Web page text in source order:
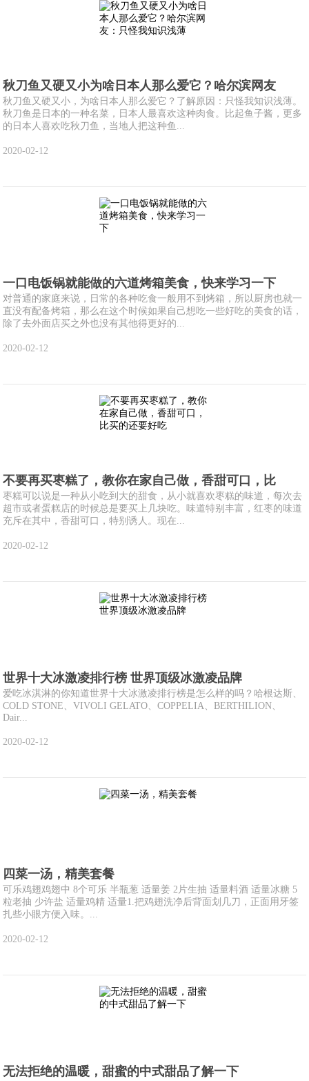
秋刀鱼又硬又小为啥日本人那么爱它？哈尔滨网友
秋刀鱼又硬又小，为啥日本人那么爱它？了解原因：只怪我知识浅薄。
秋刀鱼是日本的一种名菜，日本人最喜欢这种肉食。比起鱼子酱，更多
的日本人喜欢吃秋刀鱼，当地人把这种鱼...
2020-02-12
一口电饭锅就能做的六道烤箱美食，快来学习一下
对普通的家庭来说，日常的各种吃食一般用不到烤箱，所以厨房也就一
直没有配备烤箱，那么在这个时候如果自己想吃一些好吃的美食的话，
除了去外面店买之外也没有其他得更好的...
2020-02-12
不要再买枣糕了，教你在家自己做，香甜可口，比
枣糕可以说是一种从小吃到大的甜食，从小就喜欢枣糕的味道，每次去
超市或者蛋糕店的时候总是要买上几块吃。味道特别丰富，红枣的味道
充斥在其中，香甜可口，特别诱人。现在...
2020-02-12
世界十大冰激凌排行榜 世界顶级冰激凌品牌
爱吃冰淇淋的你知道世界十大冰激凌排行榜是怎么样的吗？哈根达斯、
COLD STONE、VIVOLI GELATO、COPPELIA、BERTHILION、
Dair...
2020-02-12
四菜一汤，精美套餐
可乐鸡翅鸡翅中 8个可乐 半瓶葱 适量姜 2片生抽 适量料酒 适量冰糖 5
粒老抽 少许盐 适量鸡精 适量1.把鸡翅洗净后背面划几刀，正面用牙签
扎些小眼方便入味。...
2020-02-12
无法拒绝的温暖，甜蜜的中式甜品了解一下